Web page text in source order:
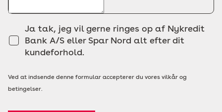
Ja tak, jeg vil gerne ringes op af Nykredit
Bank A/S eller Spar Nord alt efter dit
kundeforhold.
Ved at indsende denne formular accepterer du vores vilkår og
betingelser.